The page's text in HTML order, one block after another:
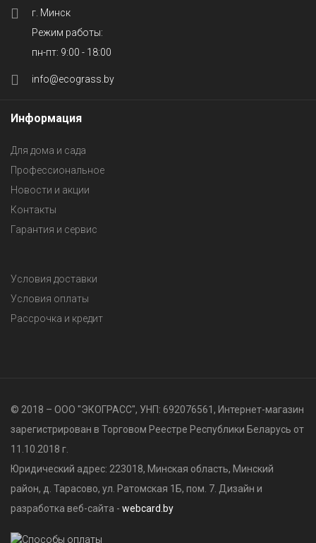
г. Минск
Режим работы:
пн-пт: 9:00 - 18:00
info@ecograss.by
Информация
Для дома и сада
Профессиональное
Новости и акции
Контакты
Гарантия и сервис
Условия доставки
Условия оплаты
Рассрочка и кредит
© 2018 – ООО "ЭКОГРАСС", УНП: 692076561, Интернет-магазин
зарегистрирован в Торговом Реестре Республики Беларусь от
11.10.2018 г.
Юридический адрес: 223018, Минская область, Минский
район, д. Тарасово, ул. Ратомская 1Б, пом. 7. Дизайн и
разработка веб-сайта - webcard.by